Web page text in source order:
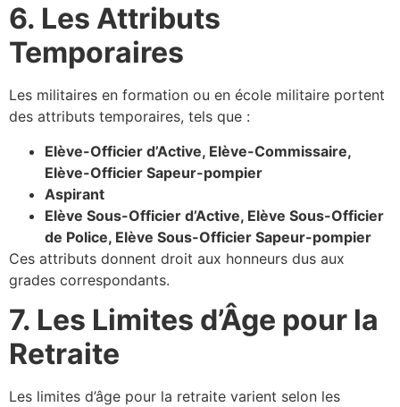
6. Les Attributs
Temporaires
Les militaires en formation ou en école militaire portent
des attributs temporaires, tels que :
Elève-Officier d’Active, Elève-Commissaire,
Elève-Officier Sapeur-pompier
Aspirant
Elève Sous-Officier d’Active, Elève Sous-Officier
de Police, Elève Sous-Officier Sapeur-pompier
Ces attributs donnent droit aux honneurs dus aux
grades correspondants.
7. Les Limites d’Âge pour la
Retraite
Les limites d’âge pour la retraite varient selon les